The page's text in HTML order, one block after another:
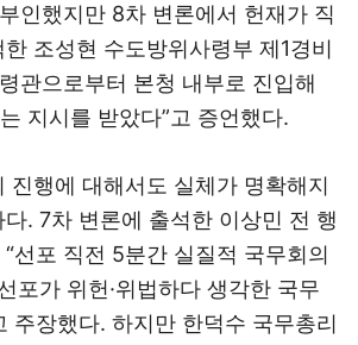
인했지만 8차 변론에서 헌재가 직
조성현 수도방위사령부 제1경비
관으로부터 본청 내부로 진입해
지시를 받았다”고 증언했다.
진행에 대해서도 실체가 명확해지
. 7차 변론에 출석한 이상민 전 행
선포 직전 5분간 실질적 국무회의
포가 위헌·위법하다 생각한 국무
주장했다. 하지만 한덕수 국무총리